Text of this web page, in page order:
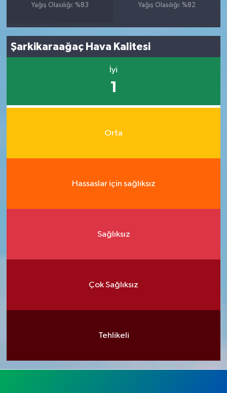
Yağış Olasılığı: %83
Yağış Olasılığı: %82
Şarkikaraağaç Hava Kalitesi
İyi
1
Orta
Hassaslar için sağlıksız
Sağlıksız
Çok Sağlıksız
Tehlikeli